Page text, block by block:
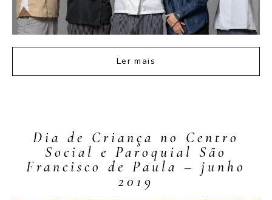
Ler mais
Dia de Criança no Centro
Social e Paroquial São
Francisco de Paula – junho
2019